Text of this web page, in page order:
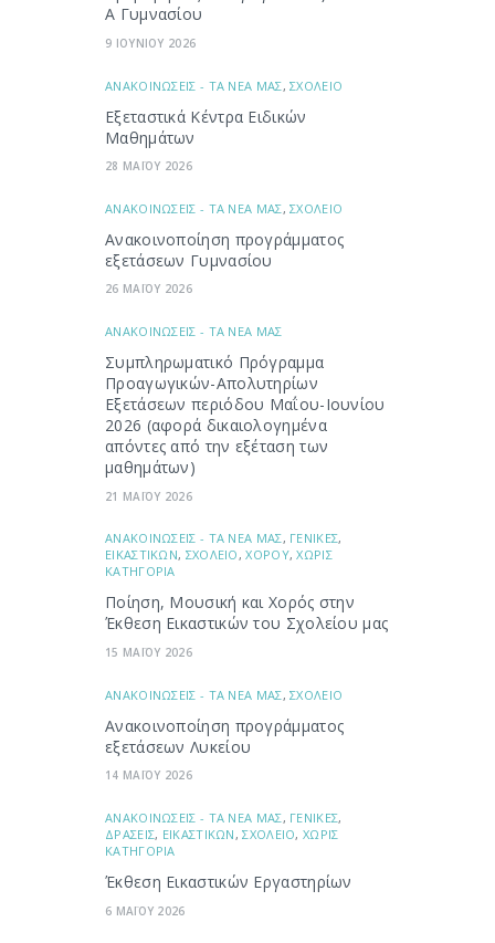
Α Γυμνασίου
9 ΙΟΥΝΙΟΥ 2026
ΑΝΑΚΟΙΝΩΣΕΙΣ - ΤΑ ΝΕΑ ΜΑΣ,ΣΧΟΛΕΙΟ
Εξεταστικά Κέντρα Ειδικών
Μαθημάτων
28 ΜΑΪΟΥ 2026
ΑΝΑΚΟΙΝΩΣΕΙΣ - ΤΑ ΝΕΑ ΜΑΣ,ΣΧΟΛΕΙΟ
Ανακοινοποίηση προγράμματος
εξετάσεων Γυμνασίου
26 ΜΑΪΟΥ 2026
ΑΝΑΚΟΙΝΩΣΕΙΣ - ΤΑ ΝΕΑ ΜΑΣ
Συμπληρωματικό Πρόγραμμα
Προαγωγικών-Απολυτηρίων
Εξετάσεων περιόδου Μαΐου-Ιουνίου
2026 (αφορά δικαιολογημένα
απόντες από την εξέταση των
μαθημάτων)
21 ΜΑΪΟΥ 2026
ΑΝΑΚΟΙΝΩΣΕΙΣ - ΤΑ ΝΕΑ ΜΑΣ, ΓΕΝΙΚΕΣ,
ΕΙΚΑΣΤΙΚΩΝ, ΣΧΟΛΕΙΟ,ΧΟΡΟΥ,ΧΩΡΙΣ
ΚΑΤΗΓΟΡΙΑ
Ποίηση, Μουσική και Χορός στην
Έκθεση Εικαστικών του Σχολείου μας
15 ΜΑΪΟΥ 2026
ΑΝΑΚΟΙΝΩΣΕΙΣ - ΤΑ ΝΕΑ ΜΑΣ,ΣΧΟΛΕΙΟ
Ανακοινοποίηση προγράμματος
εξετάσεων Λυκείου
14 ΜΑΪΟΥ 2026
ΑΝΑΚΟΙΝΩΣΕΙΣ - ΤΑ ΝΕΑ ΜΑΣ, ΓΕΝΙΚΕΣ,
ΔΡΑΣΕΙΣ, ΕΙΚΑΣΤΙΚΩΝ,ΣΧΟΛΕΙΟ,ΧΩΡΙΣ
ΚΑΤΗΓΟΡΙΑ
Έκθεση Εικαστικών Εργαστηρίων
6 ΜΑΪΟΥ 2026